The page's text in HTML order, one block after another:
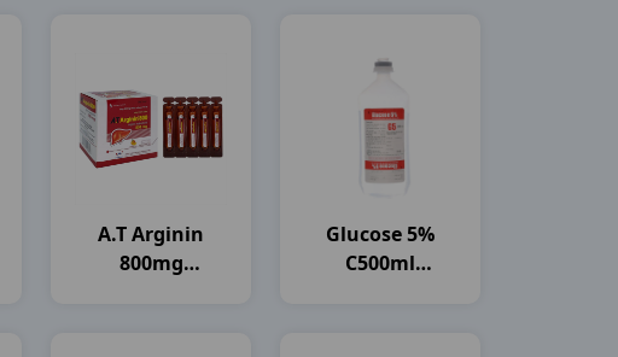
A.t Arginin
800mg
Glucose 5%
C500ml